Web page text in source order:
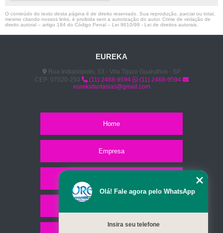
O conteúdo do texto desta página é de direito reservado. Sua reprodução, parcial ou total,
mesmo citando nossos links, é proibida sem a autorização do autor. Crime de violação de
direito autoral – artigo 184 do Código Penal – Lei 9610/98 - Lei de direitos autorais
EUREKA
Rua Indianópolis, 53 - Vila Tijuco Guarulhos - SP
CEP: 07020-250
(11) 2468-9594
(11) 2468-9594
eurekafantasias@gmail.com
Home
Empresa
Olá! Fale agora pelo WhatsApp
Insira seu telefone